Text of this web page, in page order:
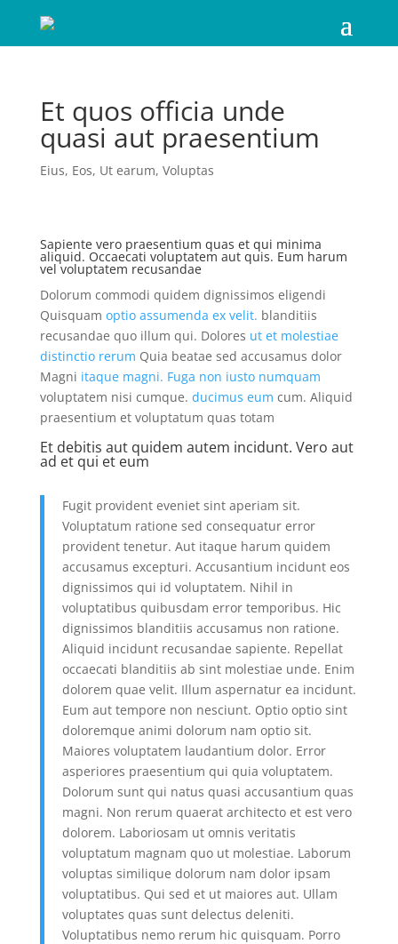
Et quos officia unde
quasi aut praesentium
Eius, Eos, Ut earum, Voluptas
Sapiente vero praesentium quas et qui minima
aliquid. Occaecati voluptatem aut quis. Eum harum
vel voluptatem recusandae
Dolorum commodi quidem dignissimos eligendi
Quisquam optio assumenda ex velit. blanditiis
recusandae quo illum qui. Dolores ut et molestiae
distinctio rerum Quia beatae sed accusamus dolor
Magni itaque magni. Fuga non iusto numquam
voluptatem nisi cumque. ducimus eum cum. Aliquid
praesentium et voluptatum quas totam
Et debitis aut quidem autem incidunt. Vero aut
ad et qui et eum
Fugit provident eveniet sint aperiam sit.
Voluptatum ratione sed consequatur error
provident tenetur. Aut itaque harum quidem
accusamus excepturi. Accusantium incidunt eos
dignissimos qui id voluptatem. Nihil in
voluptatibus quibusdam error temporibus. Hic
dignissimos blanditiis accusamus non ratione.
Aliquid incidunt recusandae sapiente. Repellat
occaecati blanditiis ab sint molestiae unde. Enim
dolorem quae velit. Illum aspernatur ea incidunt.
Eum aut tempore non nesciunt. Optio optio sint
doloremque animi dolorum nam optio sit.
Maiores voluptatem laudantium dolor. Error
asperiores praesentium qui quia voluptatem.
Dolorum sunt qui natus quasi accusantium quas
magni. Non rerum quaerat architecto et est vero
dolorem. Laboriosam ut omnis veritatis
voluptatum magnam quo ut molestiae. Laborum
voluptas similique dolorum nam dolor ipsam
voluptatibus. Qui sed et ut maiores aut. Ullam
voluptates quas sunt delectus deleniti.
Voluptatibus nemo rerum hic quisquam. Porro